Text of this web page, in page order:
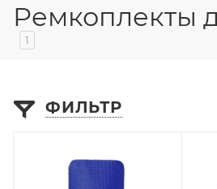
Ремкоплекты
1
ФИЛЬТР